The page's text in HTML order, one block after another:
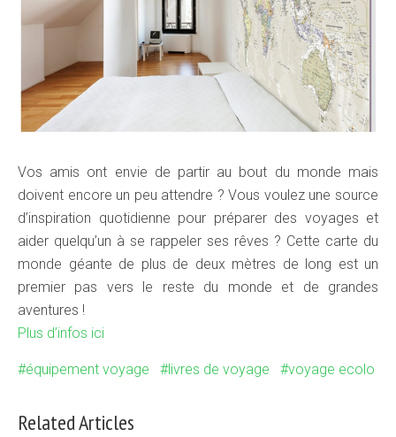
Vos amis ont envie de partir au bout du monde mais
doivent encore un peu attendre ? Vous voulez une source
d’inspiration quotidienne pour préparer des voyages et
aider quelqu’un à se rappeler ses rêves ? Cette carte du
monde géante de plus de deux mètres de long est un
premier pas vers le reste du monde et de grandes
aventures !
Plus d’infos ici
équipement voyage livres de voyage voyage ecolo
Related Articles